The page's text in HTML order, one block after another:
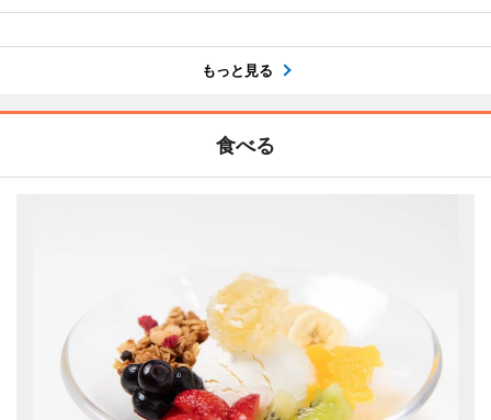
もっと見る
食べる